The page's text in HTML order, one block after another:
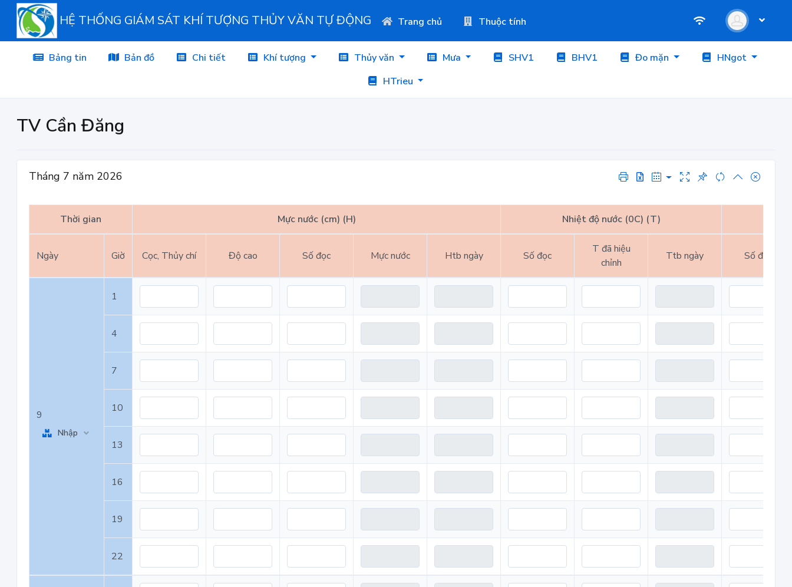
HỆ THỐNG GIÁM SÁT KHÍ TƯỢNG THỦY VĂN TỰ ĐỘNG Trang chủ Thuộc tính
Bảng tin Bản đồ Chi tiết Khí tượng Thủy văn Mưa SHV1 BHV1 Đo mặn
HNgot
HTrieu
TV Cần Đăng
Tháng 7 năm 2026
Thời gian Mực nước (cm) (H) Nhiệt độ nước (0C) (T)
Ngày Giờ Cọc, Thủy chí Độ cao Số đọc Mực nước Htb ngày Số đọc
T đã hiệu
chỉnh
Ttb ngày Số đọc
9
Nhập
1
4
7
10
13
16
19
22